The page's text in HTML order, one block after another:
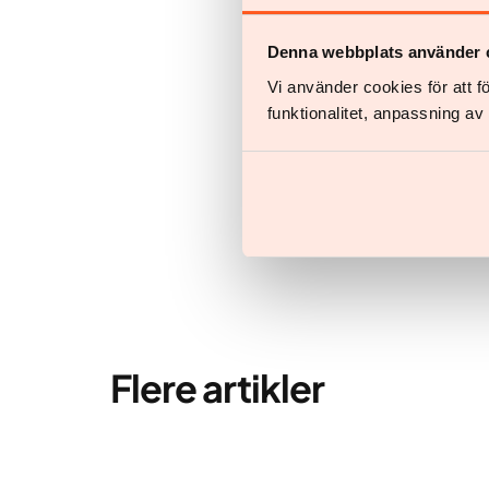
Denna webbplats använder
Vi använder cookies för att
funktionalitet, anpassning
Start din
Flere artikler